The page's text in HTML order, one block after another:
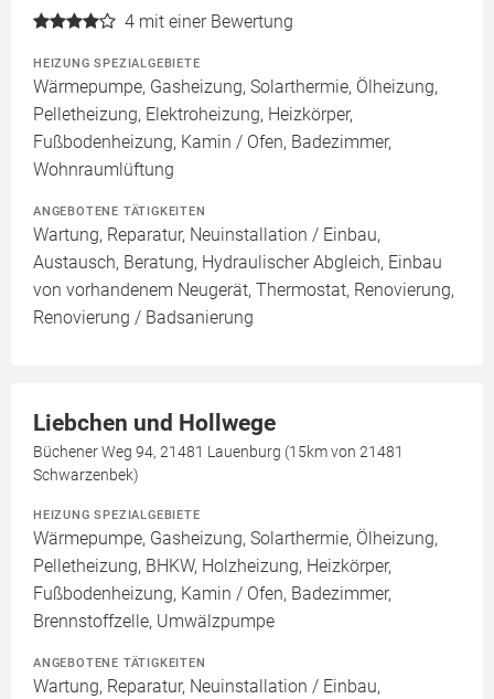
4 mit einer Bewertung
HEIZUNG SPEZIALGEBIETE
Wärmepumpe, Gasheizung, Solarthermie, Ölheizung,
Pelletheizung, Elektroheizung, Heizkörper,
Fußbodenheizung, Kamin / Ofen, Badezimmer,
Wohnraumlüftung
ANGEBOTENE TÄTIGKEITEN
Wartung, Reparatur, Neuinstallation / Einbau,
Austausch, Beratung, Hydraulischer Abgleich, Einbau
von vorhandenem Neugerät, Thermostat, Renovierung,
Renovierung / Badsanierung
Liebchen und Hollwege
Büchener Weg 94, 21481 Lauenburg (15km von 21481
Schwarzenbek)
HEIZUNG SPEZIALGEBIETE
Wärmepumpe, Gasheizung, Solarthermie, Ölheizung,
Pelletheizung, BHKW, Holzheizung, Heizkörper,
Fußbodenheizung, Kamin / Ofen, Badezimmer,
Brennstoffzelle, Umwälzpumpe
ANGEBOTENE TÄTIGKEITEN
Wartung, Reparatur, Neuinstallation / Einbau,